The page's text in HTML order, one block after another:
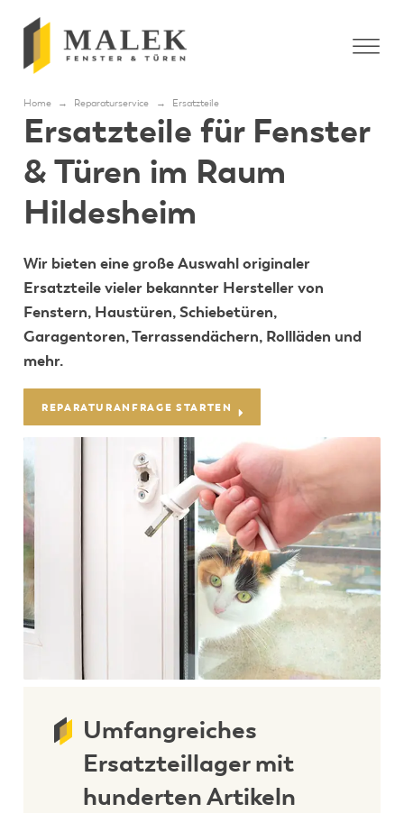
Home → Reparaturservice → Ersatzteile
Ersatzteile für Fenster
& Türen im Raum
Hildesheim
Wir bieten eine große Auswahl originaler
Ersatzteile vieler bekannter Hersteller von
Fenstern, Haustüren, Schiebetüren,
Garagentoren, Terrassendächern, Rollläden und
mehr.
REPARATURANFRAGE STARTEN
Umfangreiches
Ersatzteillager mit
hunderten Artikeln